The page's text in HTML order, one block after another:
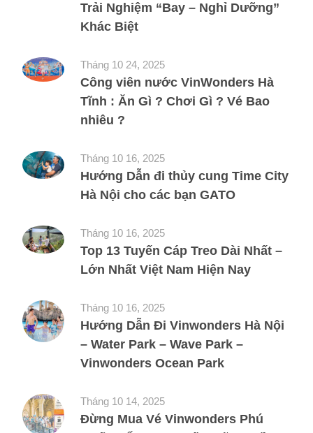
Trải Nghiệm “Bay – Nghỉ Dưỡng”
Khác Biệt
Tháng 10 24, 2025
Công viên nước VinWonders Hà
Tĩnh : Ăn Gì ? Chơi Gì ? Vé Bao
nhiêu ?
Tháng 10 16, 2025
Hướng Dẫn đi thủy cung Time City
Hà Nội cho các bạn GATO
Tháng 10 16, 2025
Top 13 Tuyến Cáp Treo Dài Nhất –
Lớn Nhất Việt Nam Hiện Nay
Tháng 10 16, 2025
Hướng Dẫn Đi Vinwonders Hà Nội
– Water Park – Wave Park –
Vinwonders Ocean Park
Tháng 10 14, 2025
Đừng Mua Vé Vinwonders Phú